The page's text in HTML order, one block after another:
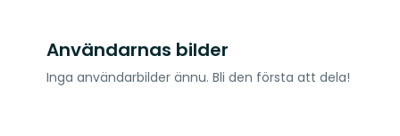
Användarnas bilder
Inga användarbilder ännu. Bli den första att dela!